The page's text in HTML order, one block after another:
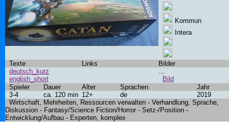
Kommun
Intera
Texte Links
Bilder
deutsch_kurz
english_short
...
Bild
Spieler
Dauer Alter Sprachen
Jahr
3-4
ca. 120 min 12+ de
2019
Wirtschaft, Mehrheiten, Ressourcen verwalten - Verhandlung, Sprache,
Diskussion - Fantasy/Science Fiction/Horror - Setz-/Position -
Entwicklung/Aufbau - Experten, komplex